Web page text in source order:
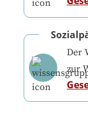
Der
zur